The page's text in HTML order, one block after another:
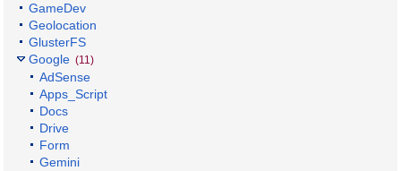
GameDev
Geolocation
GlusterFS
Google (11)
AdSense
Apps_Script
Docs
Drive
Form
Gemini